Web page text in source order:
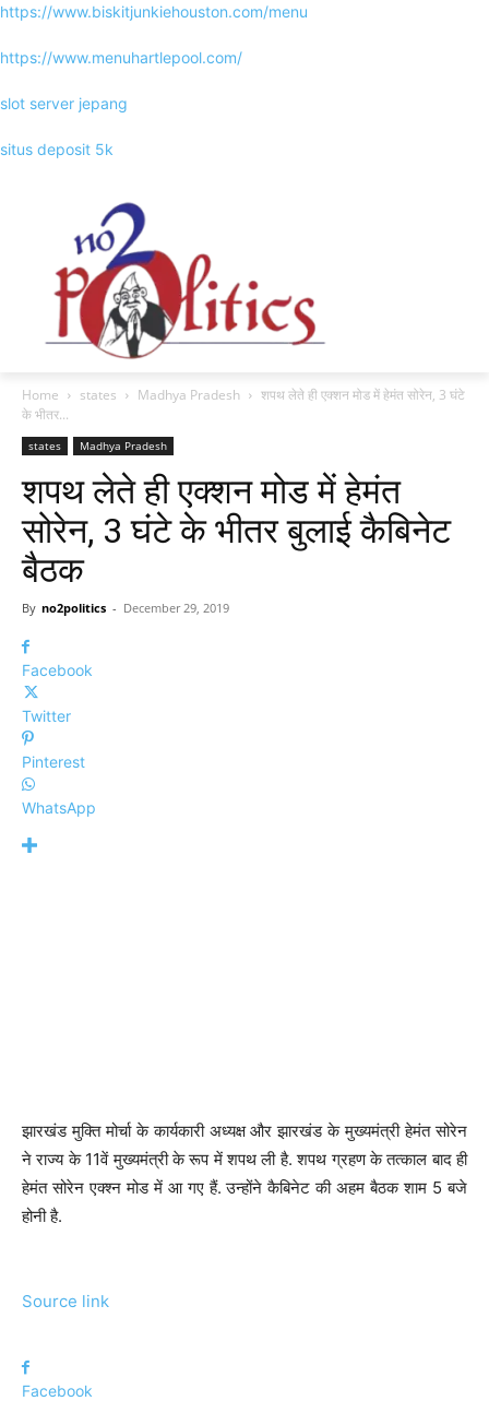
https://www.biskitjunkiehouston.com/menu
https://www.menuhartlepool.com/
slot server jepang
situs deposit 5k
Home states Madhya Pradesh
शपथ लेते ही एक्शन मोड में हेमंत सोरेन, 3 घंटे
के भीतर...
states Madhya Pradesh
शपथ लेते ही एक्शन मोड में हेमंत
सोरेन, 3 घंटे के भीतर बुलाई कैबिनेट
बैठक
By no2politics - December 29, 2019
Facebook
Twitter
Pinterest
WhatsApp
झारखंड मुक्ति मोर्चा के कार्यकारी अध्यक्ष और झारखंड के मुख्यमंत्री हेमंत सोरेन
ने राज्य के 11वें मुख्यमंत्री के रूप में शपथ ली है. शपथ ग्रहण के तत्काल बाद ही
हेमंत सोरेन एक्श्न मोड में आ गए हैं. उन्होंने कैबिनेट की अहम बैठक शाम 5 बजे
होनी है.
Source link
Facebook